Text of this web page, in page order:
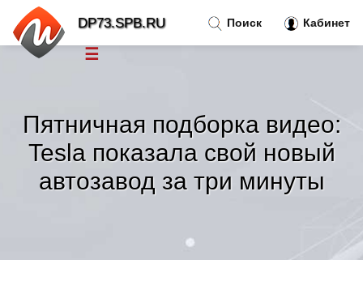
Пятничная подборка видео:
Tesla показала свой новый
автозавод за три минуты
Поиск Кабинет
DP73.SPB.RU
☰
Тренды новостей»
Рубрики»